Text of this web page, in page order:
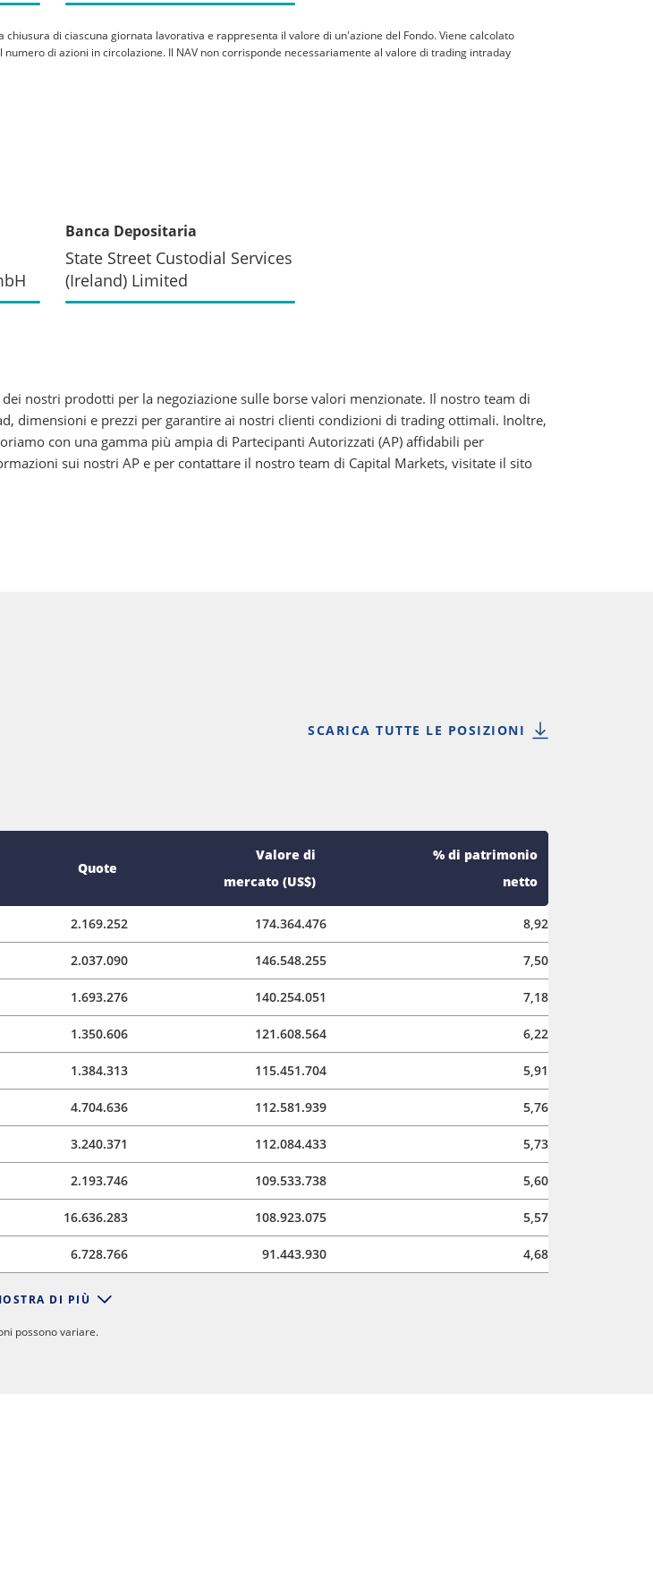
di ciascuna giornata lavorativa e rappresenta il valore di un'azione del Fondo. Viene calcolato
di azioni in circolazione. Il NAV non corrisponde necessariamente al valore di trading intraday
Banca Depositaria
State Street Custodial Services
(Ireland) Limited
nostri prodotti per la negoziazione sulle borse valori menzionate. Il nostro team di
dimensioni e prezzi per garantire ai nostri clienti condizioni di trading ottimali. Inoltre,
con una gamma più ampia di Partecipanti Autorizzati (AP) affidabili per
sui nostri AP e per contattare il nostro team di Capital Markets, visitate il sito
SCARICA TUTTE LE POSIZIONI
Quote
Valore di
mercato (US$)
% di patrimonio
netto
2.169.252 174.364.476 8,92
2.037.090 146.548.255 7,50
1.693.276 140.254.051 7,18
1.350.606 121.608.564 6,22
1.384.313 115.451.704 5,91
4.704.636 112.581.939 5,76
3.240.371 112.084.433 5,73
2.193.746 109.533.738 5,60
16.636.283 108.923.075 5,57
6.728.766 91.443.930 4,68
DI PIÙ
possono variare.